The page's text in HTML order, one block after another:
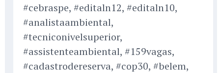
#cebraspe, #editaln12, #editaln10,
#analistaambiental,
#tecniconivelsuperior,
#assistenteambiental, #159vagas,
#cadastrodereserva, #cop30, #belem,